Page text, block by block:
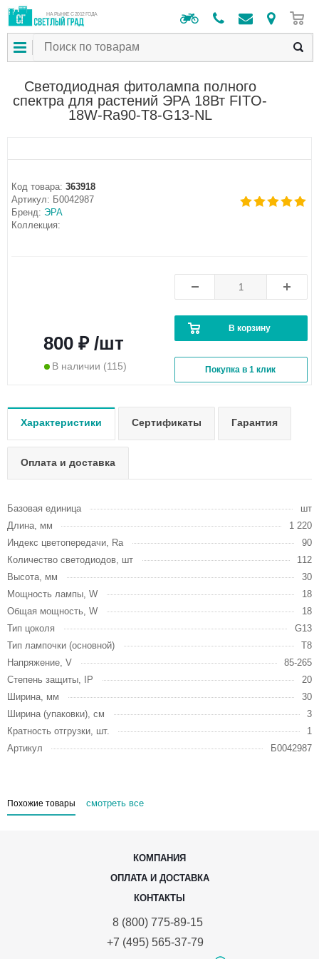
НА РЫНКЕ С 2012 ГОДА
Cветодиодная фитолампа полного
спектра для растений ЭРА 18Вт FITO-
18W-Ra90-Т8-G13-NL
Код товара: 363918
Артикул: Б0042987
Бренд: ЭРА
Коллекция:
800 ₽ /шт
В наличии (115)
В корзину
Покупка в 1 клик
Характеристики Сертификаты Гарантия
Оплата и доставка
Базовая единица
шт
Длина, мм
1 220
Индекс цветопередачи, Ra
90
Количество светодиодов, шт
112
Высота, мм
30
Мощность лампы, W
18
Общая мощность, W
18
Тип цоколя
G13
Тип лампочки (основной)
Т8
Напряжение, V
85-265
Степень защиты, IP
20
Ширина, мм
30
Ширина (упаковки), см
3
Кратность отгрузки, шт.
1
Артикул
Б0042987
Похожие товары смотреть все
КОМПАНИЯ
ОПЛАТА И ДОСТАВКА
КОНТАКТЫ
8 (800) 775-89-15
+7 (495) 565-37-79